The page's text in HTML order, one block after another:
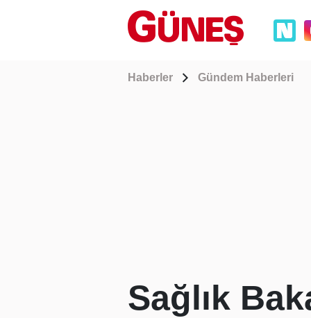
Haberler Gündem Haberleri
Sağlık